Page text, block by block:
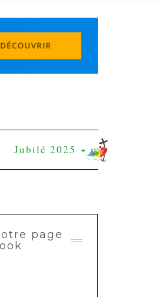
Jubilé 2025
page